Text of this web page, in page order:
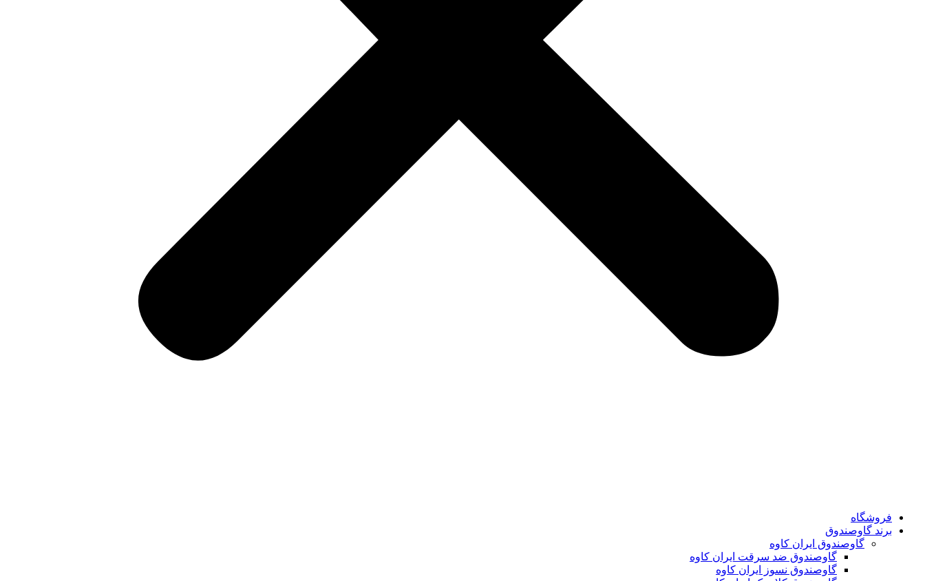
فروشگاه
برند گاوصندوق
گاوصندوق ایران کاوه
گاوصندوق ضد سرقت ایران کاوه
گاوصندوق نسوز ایران کاوه